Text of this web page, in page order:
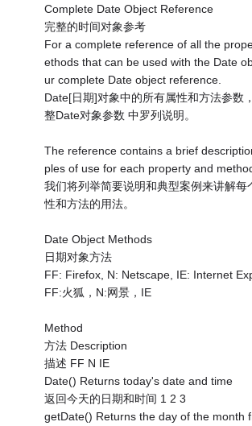
Complete Date Object Reference
完整的时间对象参考
For a complete reference of all the
ethods that can be used with the Date
ur complete Date object reference.
Date[日期]对象中的所有属性和方法参数
整Date对象参数 中罗列说明。
The reference contains a brief
ples of use for each property and
我们将列举简要说明和典型案例来讲解每
性和方法的用法。
Date Object Methods
日期对象方法
FF: Firefox, N: Netscape, IE: Internet
FF:火狐，N:网景，IE
Method
方法 Description
描述 FF N IE
Date() Returns today's date and time
返回今天的日期和时间 1 2 3
getDate() Returns the day of the month